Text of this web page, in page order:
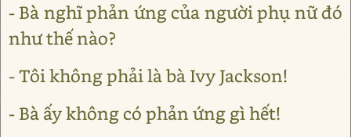
- Bà nghĩ phản ứng của người phụ nữ đó
như thế nào?
- Tôi không phải là bà Ivy Jackson!
- Bà ấy không có phản ứng gì hết!